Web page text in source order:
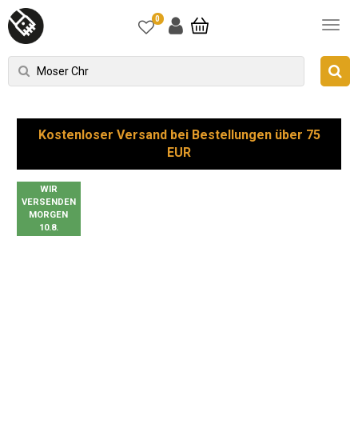
0
Kostenloser Versand bei Bestellungen über 75
EUR
WIR
VERSENDEN
MORGEN
10.8.